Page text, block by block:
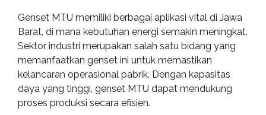
Genset MTU memiliki berbagai aplikasi vital di Jawa
Barat, di mana kebutuhan energi semakin meningkat.
Sektor industri merupakan salah satu bidang yang
memanfaatkan genset ini untuk memastikan
kelancaran operasional pabrik. Dengan kapasitas
daya yang tinggi, genset MTU dapat mendukung
proses produksi secara efisien.